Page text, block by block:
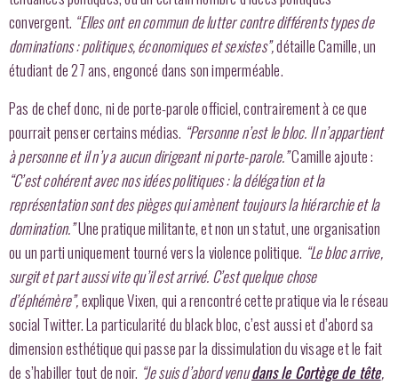
convergent. “Elles ont en commun de lutter contre différents types de
dominations : politiques, économiques et sexistes”,détaille Camille, un
étudiant de 27 ans, engoncé dans son imperméable.
Pas de chef donc, ni de porte-parole officiel, contrairement à ce que
pourrait penser certains médias. “Personne n’est le bloc. Il n’appartient
à personne et il n’y a aucun dirigeant ni porte-parole.”Camille ajoute :
“C’est cohérent avec nos idées politiques : la délégation et la
représentation sont des pièges qui amènent toujours la hiérarchie et la
domination.”Une pratique militante, et non un statut, une organisation
ou un parti uniquement tourné vers la violence politique. “Le bloc arrive,
surgit et part aussi vite qu’il est arrivé. C’est quelque chose
d’éphémère”,explique Vixen, qui a rencontré cette pratique via le réseau
social Twitter. La particularité du black bloc, c’est aussi et d’abord sa
dimension esthétique qui passe par la dissimulation du visage et le fait
de s’habiller tout de noir. “Je suis d’abord venudans le Cortège de tête,